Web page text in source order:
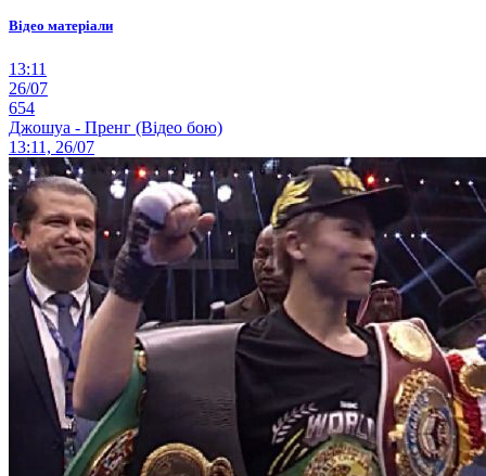
Відео матеріали
13:11
26/07
654
Джошуа - Пренг (Відео бою)
13:11, 26/07